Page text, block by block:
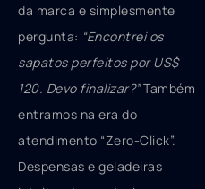
da marca e simplesmente
pergunta: “Encontrei os
sapatos perfeitos por US$
120. Devo finalizar?”Também
entramos na era do
atendimento “Zero-Click”.
Despensas e geladeiras